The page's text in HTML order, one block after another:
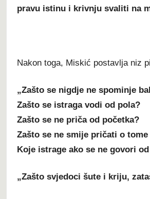
pravu istinu i krivnju svaliti na
Nakon toga, Miskić postavlja niz
„Zašto se nigdje ne spominje
Zašto se istraga vodi od pola?
Zašto se ne priča od početka?
Zašto se ne smije pričati o
Koje istrage ako se ne govori
„Zašto svjedoci šute i kriju,